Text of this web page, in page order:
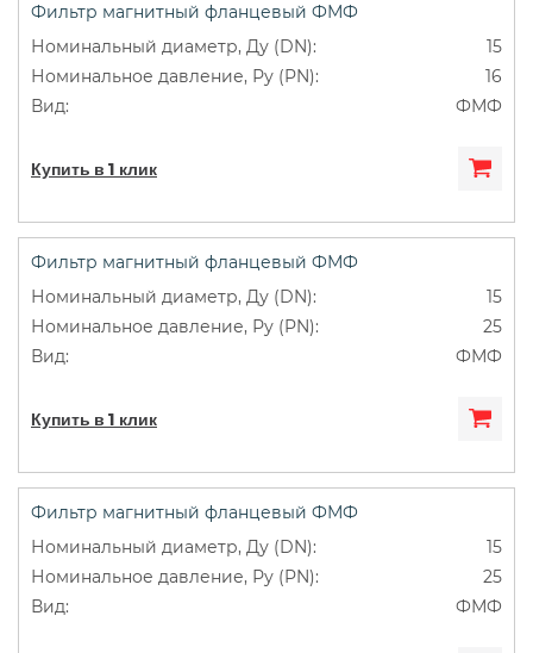
Фильтр магнитный фланцевый ФМФ
15
16
ФМФ
Купить в 1 клик
Фильтр магнитный фланцевый ФМФ
15
25
ФМФ
Купить в 1 клик
Фильтр магнитный фланцевый ФМФ
15
25
ФМФ